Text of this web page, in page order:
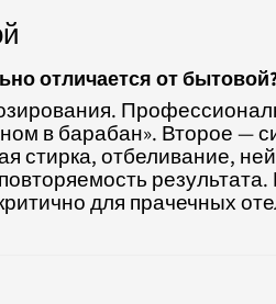
отличается от
в барабан». Второе
стирка, отбеливание,
для прачечных